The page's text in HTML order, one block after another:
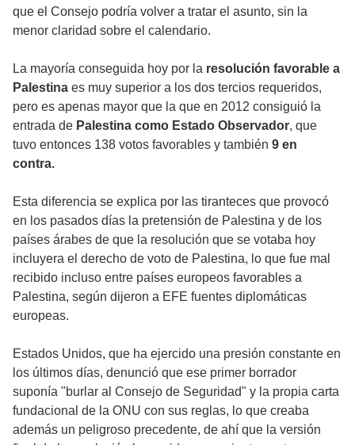
que el Consejo podría volver a tratar el asunto, sin la
menor claridad sobre el calendario.
La mayoría conseguida hoy por la resolución favorable a
Palestina es muy superior a los dos tercios requeridos,
pero es apenas mayor que la que en 2012 consiguió la
entrada de Palestina como Estado Observador, que
tuvo entonces 138 votos favorables y también 9 en
contra.
Esta diferencia se explica por las tiranteces que provocó
en los pasados días la pretensión de Palestina y de los
países árabes de que la resolución que se votaba hoy
incluyera el derecho de voto de Palestina, lo que fue mal
recibido incluso entre países europeos favorables a
Palestina, según dijeron a EFE fuentes diplomáticas
europeas.
Estados Unidos, que ha ejercido una presión constante en
los últimos días, denunció que ese primer borrador
suponía "burlar al Consejo de Seguridad" y la propia carta
fundacional de la ONU con sus reglas, lo que creaba
además un peligroso precedente, de ahí que la versión